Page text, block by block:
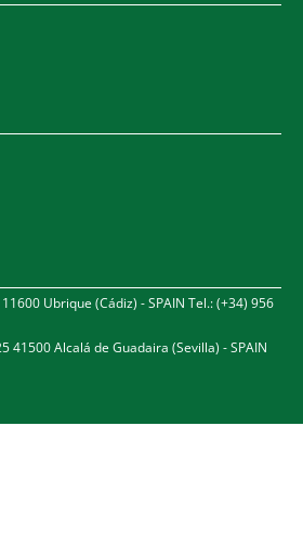
Ubrique (Cádiz) - SPAIN Tel.: (+34) 956
41500 Alcalá de Guadaira (Sevilla) - SPAIN